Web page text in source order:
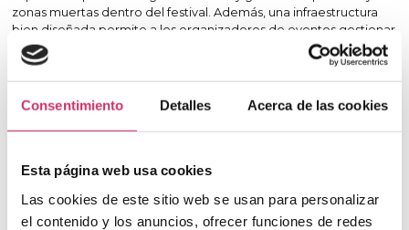
Consentimiento Detalles Acerca de las cookies
Esta página web usa cookies
Las cookies de este sitio web se usan para personalizar
el contenido y los anuncios, ofrecer funciones de redes
zonas muertas dentro del festival. Además, una infraestructura
bien diseñada permite a los organizadores de eventos gestionar
de manera más eficiente las comunicaciones internas y las
necesidades del público.